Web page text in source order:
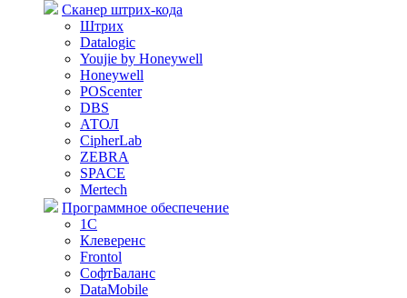
Сканер штрих-кода
Штрих
Datalogic
Youjie by Honeywell
Honeywell
POScenter
DBS
АТОЛ
CipherLab
ZEBRA
SPACE
Mertech
Программное обеспечение
1С
Клеверенс
Frontol
СофтБаланс
DataMobile